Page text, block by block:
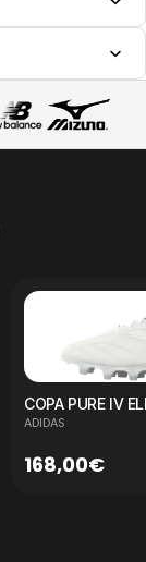
COPA PURE IV
ADIDAS
168,00€